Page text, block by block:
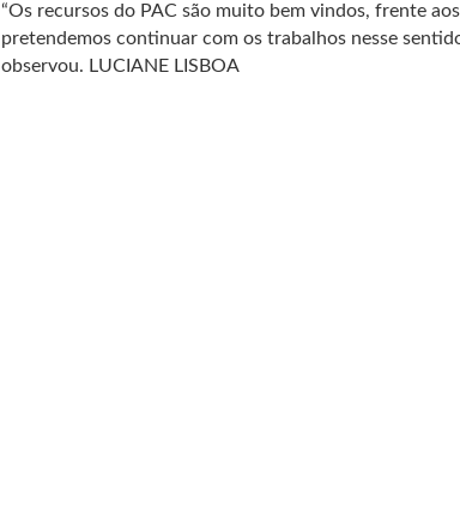
“Os recursos do PAC são muito bem vindos, frente
pretendemos continuar com os trabalhos nesse
observou. LUCIANE LISBOA